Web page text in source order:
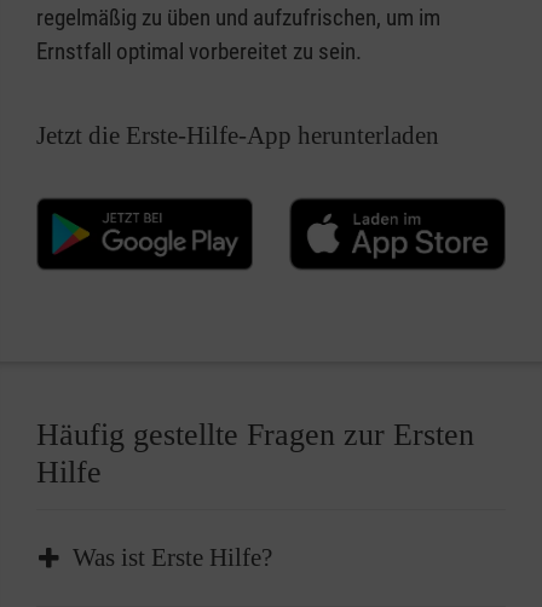
regelmäßig zu üben und aufzufrischen, um im
Ernstfall optimal vorbereitet zu sein.
Jetzt die Erste-Hilfe-App herunterladen
Häufig gestellte Fragen zur Ersten
Hilfe
Was ist Erste Hilfe?